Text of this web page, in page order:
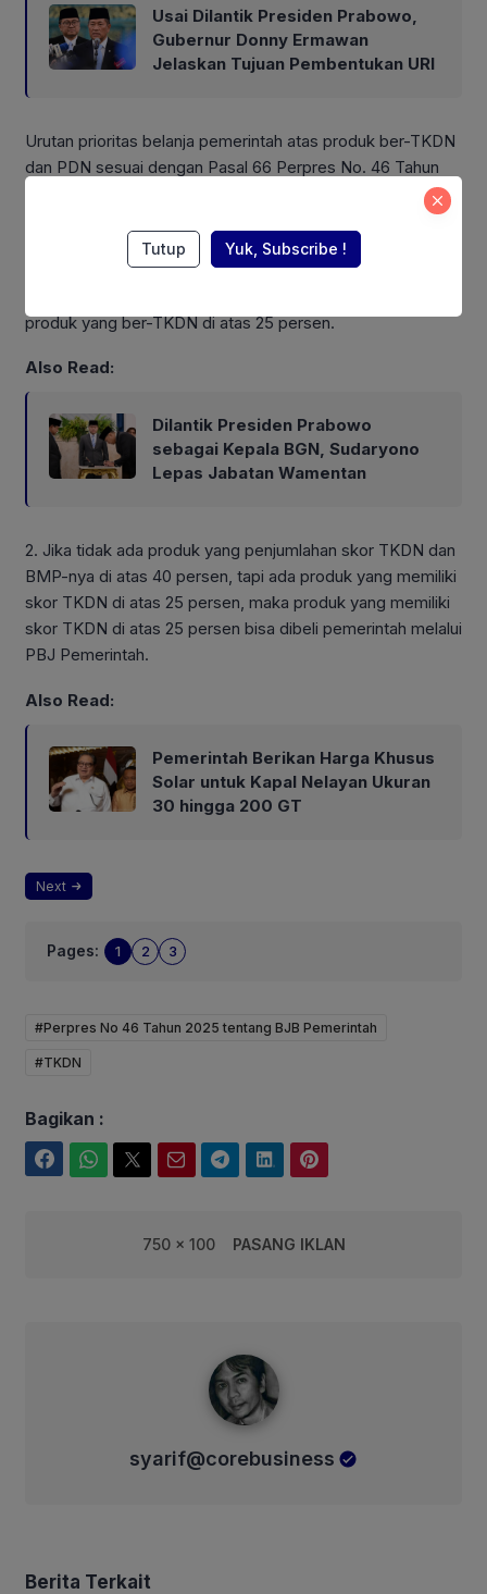
Usai Dilantik Presiden Prabowo,
Gubernur Donny Ermawan
Jelaskan Tujuan Pembentukan URI
Urutan prioritas belanja pemerintah atas produk ber-TKDN
dan PDN sesuai dengan Pasal 66 Perpres No. 46 Tahun
1. Jika ada produk yang penjumlahan skor TKDN dan Bobot
Manfaat Perusahaan atau BMP-nya lebih dari 40 persen,
produk yang ber-TKDN di atas 25 persen.
Also Read:
Dilantik Presiden Prabowo
sebagai Kepala BGN, Sudaryono
Lepas Jabatan Wamentan
2. Jika tidak ada produk yang penjumlahan skor TKDN dan
BMP-nya di atas 40 persen, tapi ada produk yang memiliki
skor TKDN di atas 25 persen, maka produk yang memiliki
skor TKDN di atas 25 persen bisa dibeli pemerintah melalui
PBJ Pemerintah.
Also Read:
Pemerintah Berikan Harga Khusus
Solar untuk Kapal Nelayan Ukuran
30 hingga 200 GT
Next
Pages: 1 2 3
#Perpres No 46 Tahun 2025 tentang BJB Pemerintah
#TKDN
Bagikan :
750 x 100 PASANG IKLAN
syarif@corebusiness
Berita Terkait
Tutup Yuk, Subscribe !